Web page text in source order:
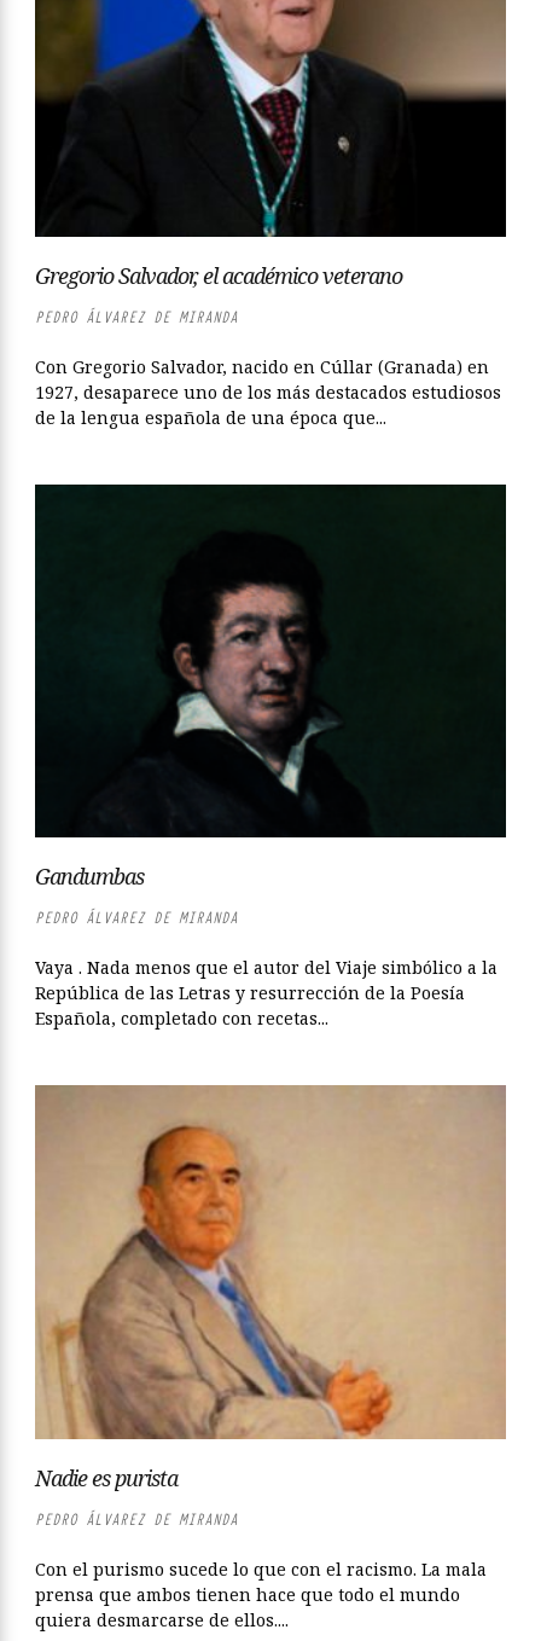
Gregorio Salvador, el académico veterano
PEDRO ÁLVAREZ DE MIRANDA
Con Gregorio Salvador, nacido en Cúllar (Granada) en
1927, desaparece uno de los más destacados estudiosos
de la lengua española de una época que...
Gandumbas
PEDRO ÁLVAREZ DE MIRANDA
Vaya . Nada menos que el autor del Viaje simbólico a la
República de las Letras y resurrección de la Poesía
Española, completado con recetas...
Nadie es purista
PEDRO ÁLVAREZ DE MIRANDA
Con el purismo sucede lo que con el racismo. La mala
prensa que ambos tienen hace que todo el mundo
quiera desmarcarse de ellos....